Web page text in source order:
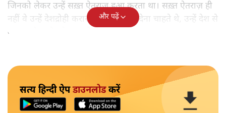
जिनको लेकर उन्हें सख़्त ऐतराज़ हुआ करता था। सख़्त ऐतराज़ ही
नहीं वे उन्हें देशद्रोही करार देकर जेल भेज देना चाहते थे, उन्हें देश से
बाहर चले जाने को कह रहे थे।
और पढ़ें
सत्य हिन्दी ऐपडाउनलोडकरें